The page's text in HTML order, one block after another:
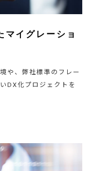
マイグレーショ
や、弊社標準のフレー
DX化プロジェクトを